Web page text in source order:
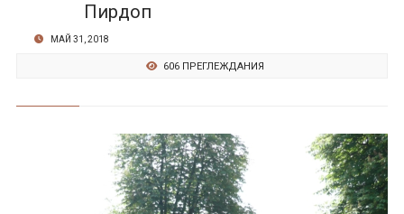
Пирдоп
МАЙ 31, 2018
606 ПРЕГЛЕЖДАНИЯ